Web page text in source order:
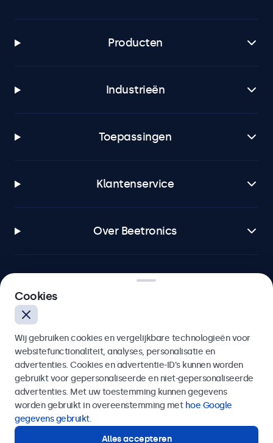
Producten
Industrieën
Toepassingen
Klantenservice
Over Beetronics
Bloemstraat 28, 1016LC Amsterdam, Nederland
4.8/5 door 5000+ bedrijven
Nederlands
Cookies
Wij gebruiken cookies en vergelijkbare technologieën voor
websitefunctionaliteit, analyses, personalisatie en
advertenties. Cookies en advertentie-ID’s kunnen worden
gebruikt voor gepersonaliseerde en niet-gepersonaliseerde
advertenties. Met uw toestemming kunnen gegevens
worden gebruikt in overeenstemming met hoe Google
gegevens gebruikt.
Alles accepteren